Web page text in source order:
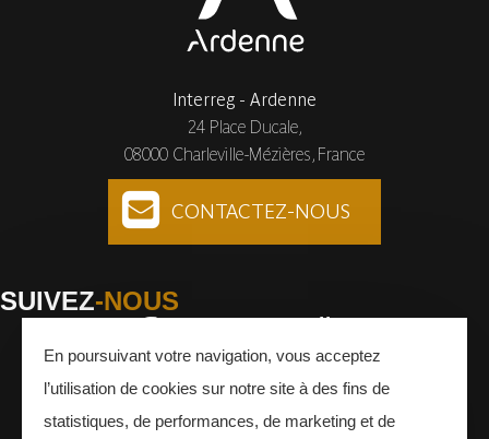
Interreg - Ardenne
24 Place Ducale,
08000 Charleville-Mézières, France
CONTACTEZ-NOUS
SUIVEZ-NOUS
Facebook Instagram Youtube
En poursuivant votre navigation, vous acceptez
l’utilisation de cookies sur notre site à des fins de
statistiques, de performances, de marketing et de